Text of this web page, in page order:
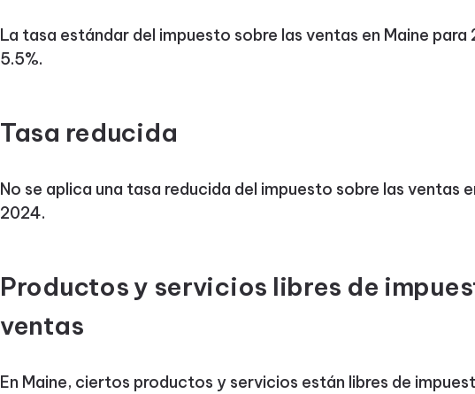
La tasa estándar del impuesto sobre las ventas en Maine para
5.5%.
Tasa reducida
No se aplica una tasa reducida del impuesto sobre las ventas
2024.
Productos y servicios libres de
ventas
En Maine, ciertos productos y servicios están libres de